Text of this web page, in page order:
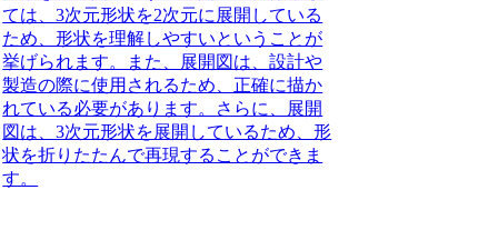
ては、3次元形状を2次元に展開している
ため、形状を理解しやすいということが
挙げられます。また、展開図は、設計や
製造の際に使用されるため、正確に描か
れている必要があります。さらに、展開
図は、3次元形状を展開しているため、形
状を折りたたんで再現することができま
す。